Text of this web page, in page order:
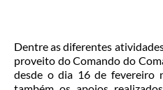
Dentre as diferentes
proveito do Comando do
desde o dia 16 de fevereiro